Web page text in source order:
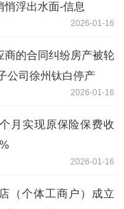
悄浮出水面-信息
2026-01-16
商的合同纠纷房产被轮
公司徐州钛白停产
2026-01-16
月实现原保险保费收
2026-01-16
（个体工商户）成立